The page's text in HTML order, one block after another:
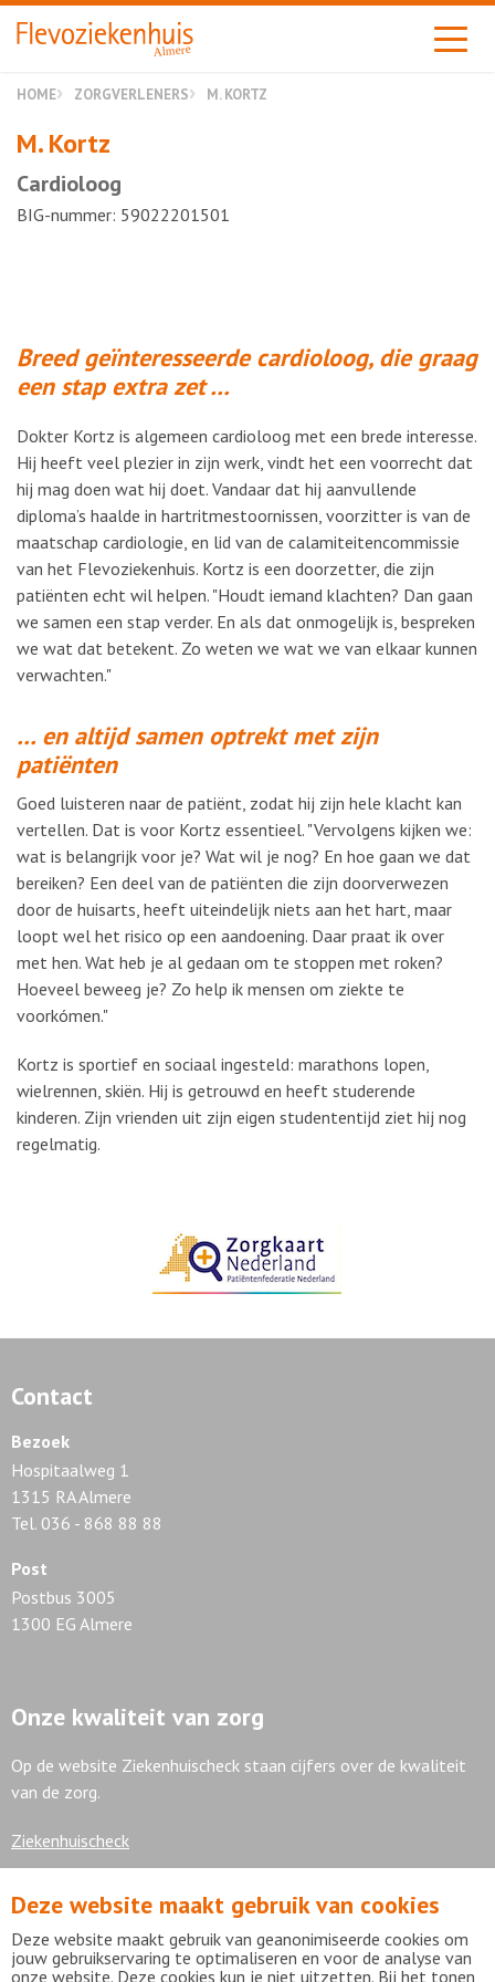
Almere
HOME ZORGVERLENERS M. KORTZ
M. Kortz
Cardioloog
BIG-nummer: 59022201501
Breed geïnteresseerde cardioloog, die graag
een stap extra zet …
Dokter Kortz is algemeen cardioloog met een brede interesse.
Hij heeft veel plezier in zijn werk, vindt het een voorrecht dat
hij mag doen wat hij doet. Vandaar dat hij aanvullende
diploma’s haalde in hartritmestoornissen, voorzitter is van de
maatschap cardiologie, en lid van de calamiteitencommissie
van het Flevoziekenhuis. Kortz is een doorzetter, die zijn
patiënten echt wil helpen. "Houdt iemand klachten? Dan gaan
we samen een stap verder. En als dat onmogelijk is, bespreken
we wat dat betekent. Zo weten we wat we van elkaar kunnen
verwachten."
… en altijd samen optrekt met zijn
patiënten
Goed luisteren naar de patiënt, zodat hij zijn hele klacht kan
vertellen. Dat is voor Kortz essentieel. "Vervolgens kijken we:
wat is belangrijk voor je? Wat wil je nog? En hoe gaan we dat
bereiken? Een deel van de patiënten die zijn doorverwezen
door de huisarts, heeft uiteindelijk niets aan het hart, maar
loopt wel het risico op een aandoening. Daar praat ik over
met hen. Wat heb je al gedaan om te stoppen met roken?
Hoeveel beweeg je? Zo help ik mensen om ziekte te
voorkómen."
Kortz is sportief en sociaal ingesteld: marathons lopen,
wielrennen, skiën. Hij is getrouwd en heeft studerende
kinderen. Zijn vrienden uit zijn eigen studententijd ziet hij nog
regelmatig.
Contact
Bezoek
Hospitaalweg 1
1315 RA Almere
Tel. 036 - 868 88 88
Post
Postbus 3005
1300 EG Almere
Onze kwaliteit van zorg
Op de website Ziekenhuischeck staan cijfers over de kwaliteit
van de zorg.
Ziekenhuischeck
7,9
Deze website maakt gebruik van cookies
Deze website maakt gebruik van geanonimiseerde cookies om
jouw gebruikservaring te optimaliseren en voor de analyse van
onze website. Deze cookies kun je niet uitzetten. Bij het tonen